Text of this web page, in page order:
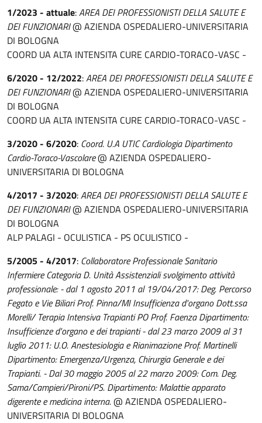
1/2023 - attuale:AREA DEI PROFESSIONISTI DELLA SALUTE E
DEI FUNZIONARI@ AZIENDA OSPEDALIERO-UNIVERSITARIA
DI BOLOGNA
COORD UA ALTA INTENSITA CURE CARDIO-TORACO-VASC -
6/2020 - 12/2022:AREA DEI PROFESSIONISTI DELLA SALUTE E
DEI FUNZIONARI@ AZIENDA OSPEDALIERO-UNIVERSITARIA
DI BOLOGNA
COORD UA ALTA INTENSITA CURE CARDIO-TORACO-VASC -
3/2020 - 6/2020: Coord. U.A UTIC Cardiologia Dipartimento
Cardio-Toraco-Vascolare@ AZIENDA OSPEDALIERO-
UNIVERSITARIA DI BOLOGNA
4/2017 - 3/2020:AREA DEI PROFESSIONISTI DELLA SALUTE E
DEI FUNZIONARI@ AZIENDA OSPEDALIERO-UNIVERSITARIA
DI BOLOGNA
ALP PALAGI - OCULISTICA - PS OCULISTICO -
5/2005 - 4/2017: Collaboratore Professionale Sanitario
Infermiere Categoria D. Unità Assistenziali svolgimento attività
professionale: - dal 1 agosto 2011 al 19/04/2017: Deg. Percorso
Fegato e Vie Biliari Prof. Pinna/MI Insufficienza d'organo Dott.ssa
Morelli/ Terapia Intensiva Trapianti PO Prof. Faenza Dipartimento:
Insufficienze d'organo e dei trapianti - dal 23 marzo 2009 al 31
luglio 2011: U.O. Anestesiologia e Rianimazione Prof. Martinelli
Dipartimento: Emergenza/Urgenza, Chirurgia Generale e dei
Trapianti. - Dal 30 maggio 2005 al 22 marzo 2009: Com. Deg.
Sama/Campieri/Pironi/PS. Dipartimento: Malattie apparato
digerente e medicina interna.@ AZIENDA OSPEDALIERO-
UNIVERSITARIA DI BOLOGNA